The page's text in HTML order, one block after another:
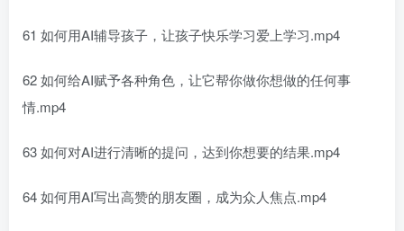
61 如何用AI辅导孩子，让孩子快乐学习爱上学习.mp4
62 如何给AI赋予各种角色，让它帮你做你想做的任何事
情.mp4
63 如何对AI进行清晰的提问，达到你想要的结果.mp4
64 如何用AI写出高赞的朋友圈，成为众人焦点.mp4